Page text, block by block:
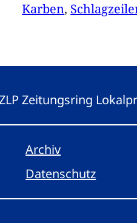
Karben,
Zeitungsring
Archiv
Datenschutz